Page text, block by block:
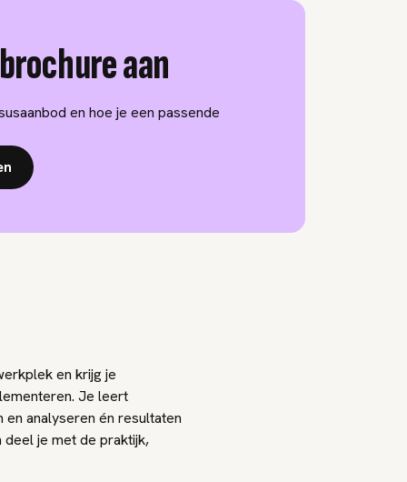
aan
en hoe je een passende
en krijg je
Je leert
analyseren én resultaten
je met de praktijk,